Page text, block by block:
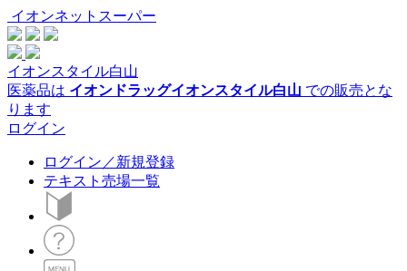
イオンネットスーパー
イオンスタイル白山
医薬品は イオンドラッグイオンスタイル白山 での販売とな
ります
ログイン
ログイン／新規登録
テキスト売場一覧